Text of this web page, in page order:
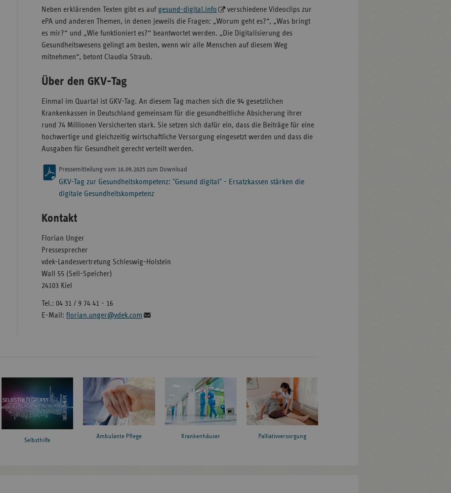
Neben erklärenden Texten gibt es auf gesund-digital.info
verschiedene Videoclips zur
ePA und anderen Themen, in denen jeweils die Fragen: „Worum geht es?“, „Was bringt
es mir?“ und „Wie funktioniert es?“ beantwortet werden. „Die Digitalisierung des
Gesundheitswesens gelingt am besten, wenn wir alle Menschen auf diesem Weg
mitnehmen“, betont Claudia Straub.
Über den GKV-Tag
Einmal im Quartal ist GKV-Tag. An diesem Tag machen sich die 94 gesetzlichen
Krankenkassen in Deutschland gemeinsam für die gesundheitliche Absicherung ihrer
rund 74 Millionen Versicherten stark. Sie setzen sich dafür ein, dass die Beiträge für eine
hochwertige und gleichzeitig wirtschaftliche Versorgung eingesetzt werden und dass die
Ausgaben für Gesundheit gerecht verteilt werden.
Pressemitteilung vom 16.09.2025 zum Download
GKV-Tag zur Gesundheitskompetenz: "Gesund digital" - Ersatzkassen stärken die
digitale Gesundheitskompetenz
Kontakt
Florian Unger
Pressesprecher
vdek-Landesvertretung Schleswig-Holstein
Wall 55 (Sell-Speicher)
24103 Kiel
Tel.: 04 31 / 9 74 41 - 16
E-Mail:florian.unger@vdek.com
Selbsthilfe
Ambulante Pflege Krankenhäuser Palliativversorgung